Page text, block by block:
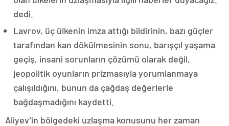
dedi.
Lavrov, üç ülkenin imza attığı bildirinin, bazı güçler
tarafından kan dökülmesinin sonu, barışçıl yaşama
geçiş, insani sorunların çözümü olarak değil,
jeopolitik oyunların prizmasıyla yorumlanmaya
çalışıldığını, bunun da çağdaş değerlerle
bağdaşmadığını kaydetti.
Aliyev’in bölgedeki uzlaşma konusunu her zaman